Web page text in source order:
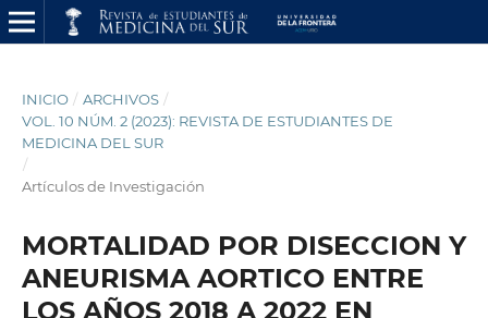
INICIO / ARCHIVOS /
VOL. 10 NÚM. 2 (2023): REVISTA DE ESTUDIANTES DE
MEDICINA DEL SUR
/
Artículos de Investigación
MORTALIDAD POR DISECCION Y
ANEURISMA AORTICO ENTRE
LOS AÑOS 2018 A 2022 EN